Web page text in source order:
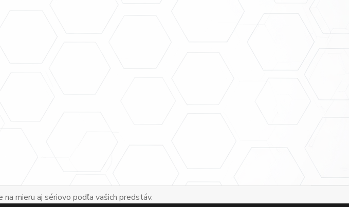
mieru aj sériovo podľa vašich predstáv.